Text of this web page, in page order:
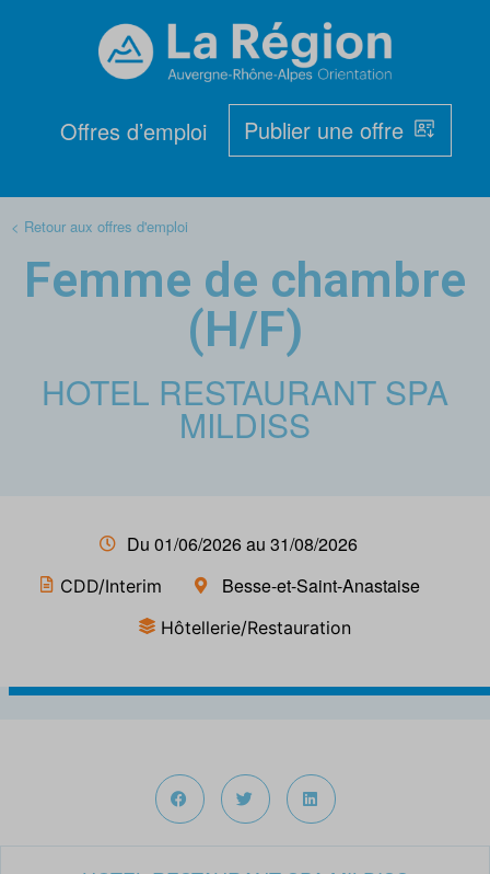
Offres d’emploi Publier une offre
< Retour aux offres d'emploi
Femme de chambre
(H/F)
HOTEL RESTAURANT SPA
MILDISS
Du 01/06/2026 au 31/08/2026
CDD/Interim Besse-et-Saint-Anastaise
Hôtellerie/Restauration